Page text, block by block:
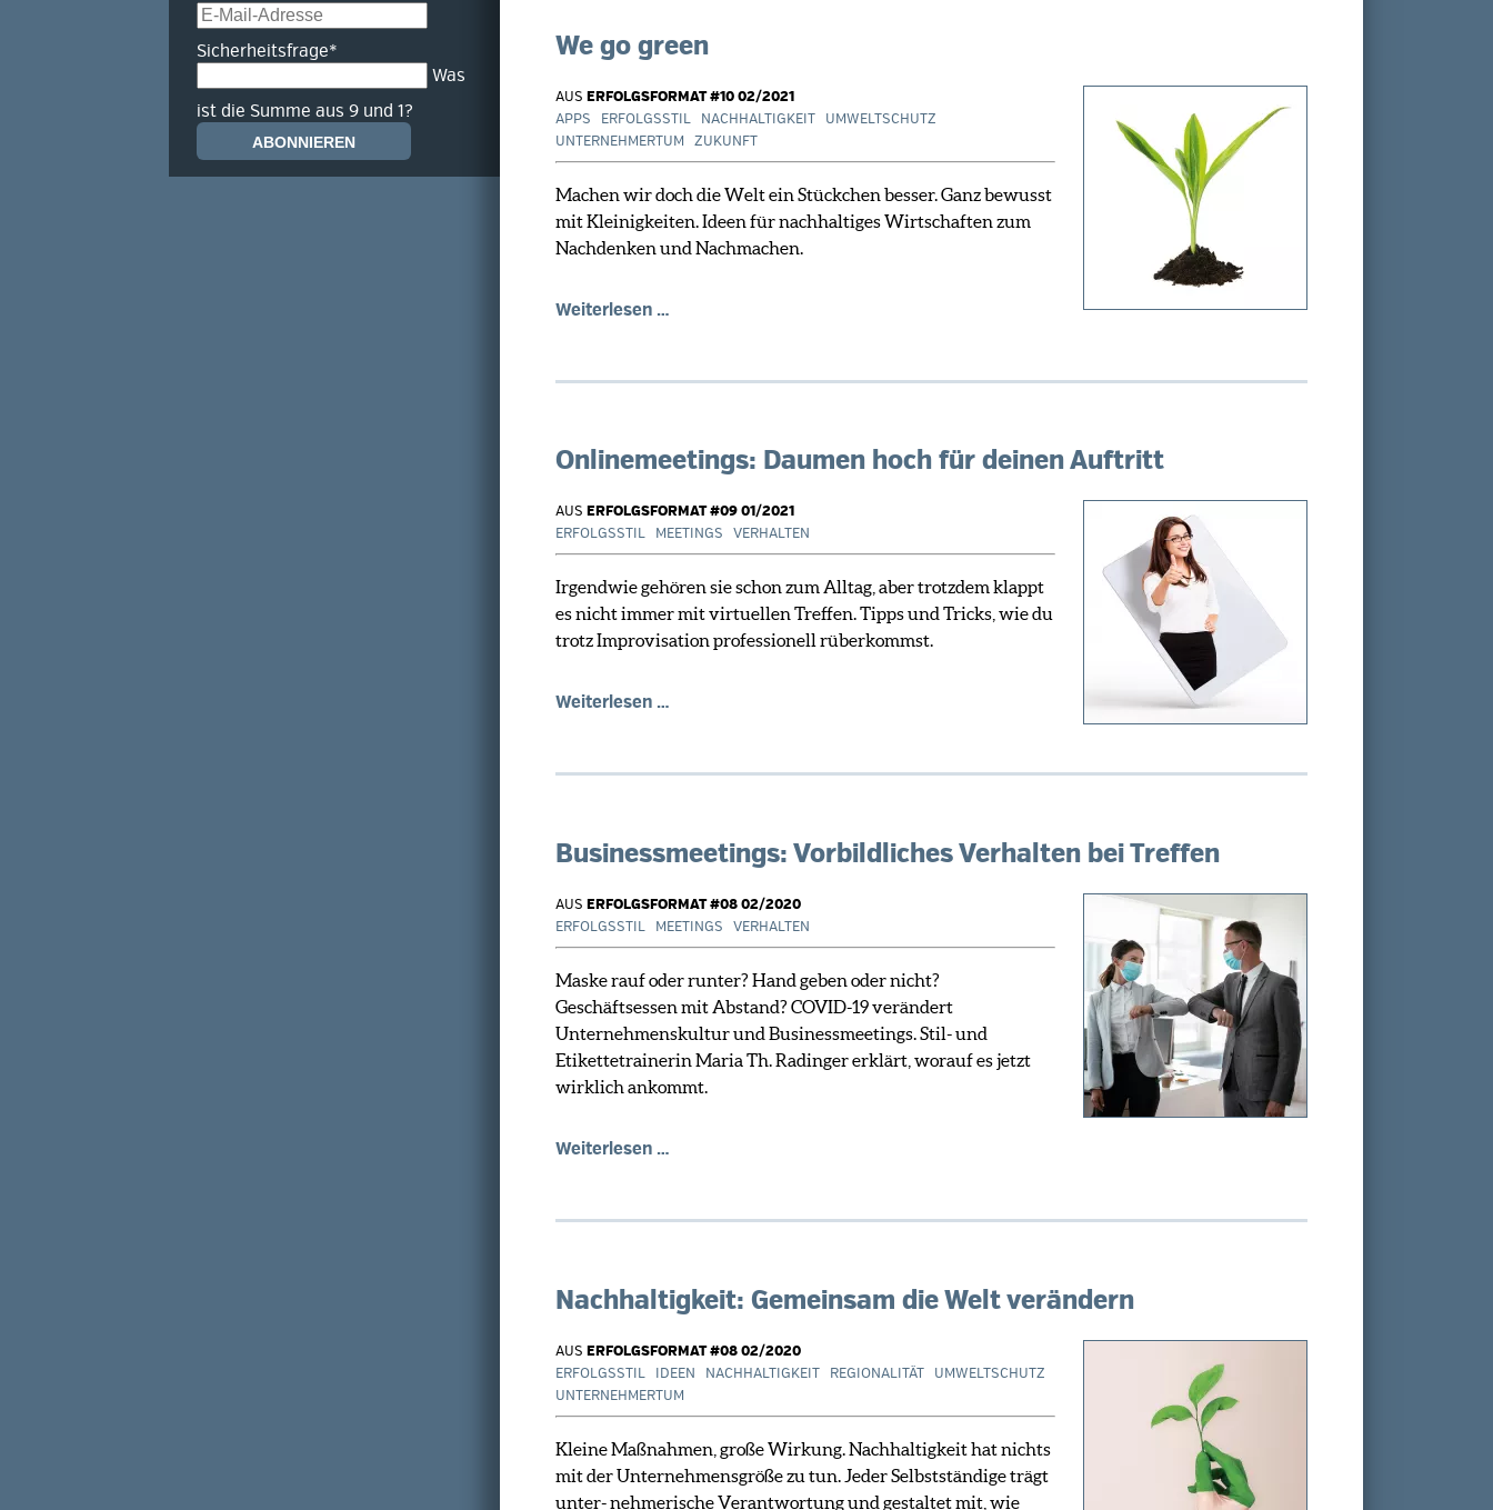
We go green
AUS ERFOLGSFORMAT #10 02/2021
APPS
ERFOLGSSTIL NACHHALTIGKEIT
UMWELTSCHUTZ
UNTERNEHMERTUM
ZUKUNFT
Machen wir doch die Welt ein Stückchen besser. Ganz bewusst
mit Kleinigkeiten. Ideen für nachhaltiges Wirtschaften zum
Nachdenken und Nachmachen.
Weiterlesen …
Onlinemeetings: Daumen hoch für deinen Auftritt
AUS ERFOLGSFORMAT #09 01/2021
ERFOLGSSTIL
MEETINGS VERHALTEN
Irgendwie gehören sie schon zum Alltag, aber trotzdem klappt
es nicht immer mit virtuellen Treffen. Tipps und Tricks, wie du
trotz Improvisation professionell rüberkommst.
Weiterlesen …
für
Businessmeetings: Vorbildliches Verhalten bei Treffen
AUS ERFOLGSFORMAT #08 02/2020
ERFOLGSSTIL
MEETINGS VERHALTEN
Maske rauf oder runter? Hand geben oder nicht?
Geschäftsessen mit Abstand? COVID-19 verändert
Unternehmenskultur und Businessmeetings. Stil- und
Etikettetrainerin Maria Th. Radinger erklärt, worauf es jetzt
wirklich ankommt.
Weiterlesen …
Nachhaltigkeit: Gemeinsam die Welt verändern
AUS ERFOLGSFORMAT #08 02/2020
ERFOLGSSTIL
IDEEN NACHHALTIGKEIT REGIONALITÄT
UMWELTSCHUTZ
UNTERNEHMERTUM
Kleine Maßnahmen, große Wirkung. Nachhaltigkeit hat nichts
mit der Unternehmensgröße zu tun. Jeder Selbstständige trägt
unter- nehmerische Verantwortung und gestaltet mit, wie
E-
Mail-
Adresse
Pflichtfeld
Sicherheitsfrage*
Was
ist die Summe aus 9 und 1?
ABONNIEREN